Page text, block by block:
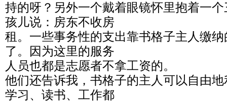
持的呀？另外一个戴着眼镜怀里抱着一
孩儿说：房东不收房
租。一些事务性的支出靠书格子主人缴
了。因为这里的服务
人员也都是志愿者不拿工资的。
他们还告诉我，书格子的主人可以自由
学习、读书、工作都